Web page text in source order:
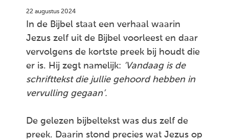
22 augustus 2024
In de Bijbel staat een verhaal waarin
Jezus zelf uit de Bijbel voorleest en daar
vervolgens de kortste preek bij houdt die
er is. Hij zegt namelijk: ‘Vandaag is de
schrifttekst die jullie gehoord hebben in
vervulling gegaan’.
De gelezen bijbeltekst was dus zelf de
preek. Daarin stond precies wat Jezus op